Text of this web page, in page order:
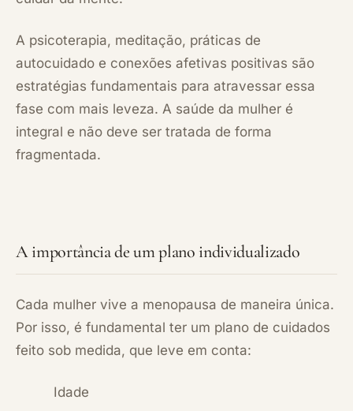
A psicoterapia, meditação, práticas de
autocuidado e conexões afetivas positivas são
estratégias fundamentais para atravessar essa
fase com mais leveza. A saúde da mulher é
integral e não deve ser tratada de forma
fragmentada.
A importância de um plano individualizado
Cada mulher vive a menopausa de maneira única.
Por isso, é fundamental ter um plano de cuidados
feito sob medida, que leve em conta:
Idade